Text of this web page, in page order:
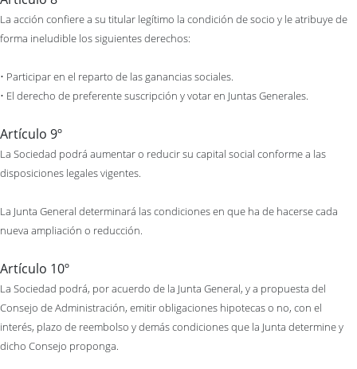
La acción confiere a su titular legítimo la condición de socio y le atribuye de
forma ineludible los siguientes derechos:
• Participar en el reparto de las ganancias sociales.
• El derecho de preferente suscripción y votar en Juntas Generales.
Artículo 9º
La Sociedad podrá aumentar o reducir su capital social conforme a las
disposiciones legales vigentes.
La Junta General determinará las condiciones en que ha de hacerse cada
nueva ampliación o reducción.
Artículo 10º
La Sociedad podrá, por acuerdo de la Junta General, y a propuesta del
Consejo de Administración, emitir obligaciones hipotecas o no, con el
interés, plazo de reembolso y demás condiciones que la Junta determine y
dicho Consejo proponga.